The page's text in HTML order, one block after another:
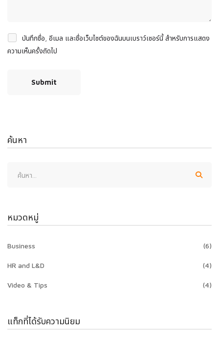
บันทึกชื่อ, อีเมล และชื่อเว็บไซต์ของฉันบนเบราว์เซอร์นี้ สำหรับการแสดง
ความเห็นครั้งถัดไป
ค้นหา
หมวดหมู่
Business (6)
HR and L&D (4)
Video & Tips (4)
แท็กที่ได้รับความนิยม